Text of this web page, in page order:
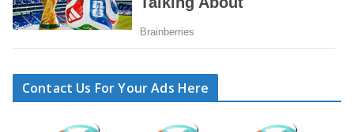
Contact Us For Your Ads Here